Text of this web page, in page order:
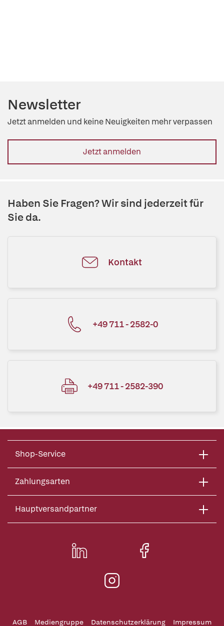
Newsletter
Jetzt anmelden und keine Neuigkeiten mehr verpassen
Jetzt anmelden
Haben Sie Fragen? Wir sind jederzeit für
Sie da.
Kontakt
+49 711 - 2582-0
+49 711 - 2582-390
Shop-Service
Zahlungsarten
Hauptversandpartner
AGB Mediengruppe Datenschutzerklärung Impressum